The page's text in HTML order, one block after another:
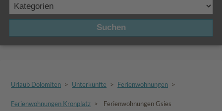
Suchen
Urlaub Dolomiten > Unterkünfte > Ferienwohnungen >
Ferienwohnungen Kronplatz > Ferienwohnungen Gsies